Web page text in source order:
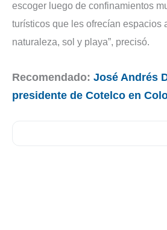
escoger luego de confinamientos
turísticos que les ofrecían espacios
naturaleza, sol y playa”, precisó.
Recomendado: José Andrés
presidente de Cotelco en